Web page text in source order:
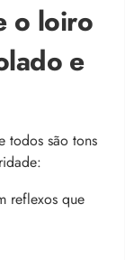
o loiro
e
todos são tons
reflexos que